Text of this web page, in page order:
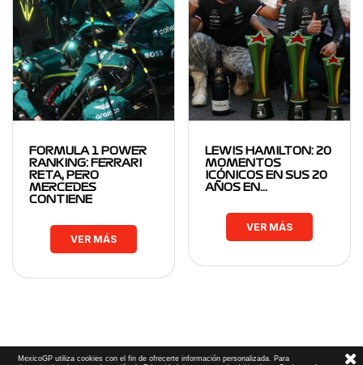
FORMULA 1 POWER
RANKING: FERRARI
RETA, PERO
MERCEDES
CONTIENE
VER MÁS
LEWIS HAMILTON: 20
MOMENTOS
ICÓNICOS EN SUS 20
AÑOS EN…
VER MÁS
MexicoGP utiliza cookies con el fin de ofrecerte información personalizada. Para